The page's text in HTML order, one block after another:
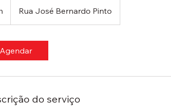
h
Rua José Bernardo Pinto
Agendar
do serviço